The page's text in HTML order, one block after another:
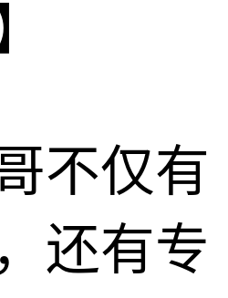
不仅有
还有专